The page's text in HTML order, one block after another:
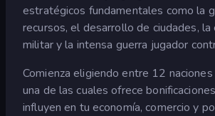
estratégicos fundamentales como la
recursos, el desarrollo de ciudades, la
militar y la intensa guerra jugador
Comienza eligiendo entre 12
una de las cuales ofrece
influyen en tu economía, comercio y